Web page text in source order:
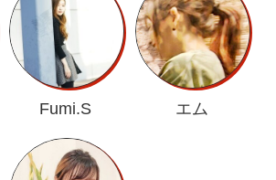
Fumi.S エム